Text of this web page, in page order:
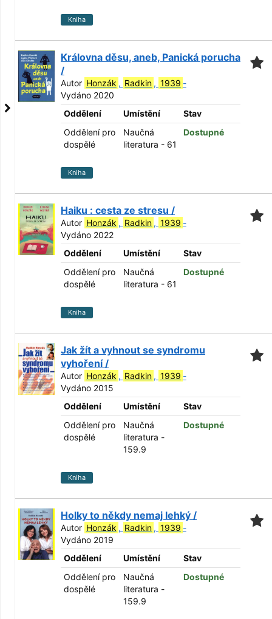
Kniha
Královna děsu, aneb, Panická porucha
/
Autor Honzák , Radkin , 1939 -
Vydáno 2020
Oddělení
Umístění
Stav
Oddělení pro
dospělé
Naučná
literatura - 61
Dostupné
Kniha
Haiku : cesta ze stresu /
Autor Honzák , Radkin , 1939 -
Vydáno 2022
Oddělení
Umístění
Stav
Oddělení pro
dospělé
Naučná
literatura - 61
Dostupné
Kniha
Jak žít a vyhnout se syndromu
vyhoření /
Autor Honzák , Radkin , 1939 -
Vydáno 2015
Oddělení
Umístění
Stav
Oddělení pro
dospělé
Naučná
literatura -
159.9
Dostupné
Kniha
Holky to někdy nemaj lehký /
Autor Honzák , Radkin , 1939 -
Vydáno 2019
Oddělení
Umístění
Stav
Oddělení pro
dospělé
Naučná
literatura -
159.9
Dostupné